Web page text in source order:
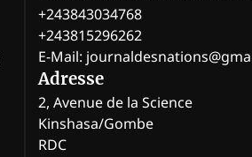
+243843034768
+243815296262
E-Mail:
Adresse
2, Avenue de la Science
Kinshasa/Gombe
RDC